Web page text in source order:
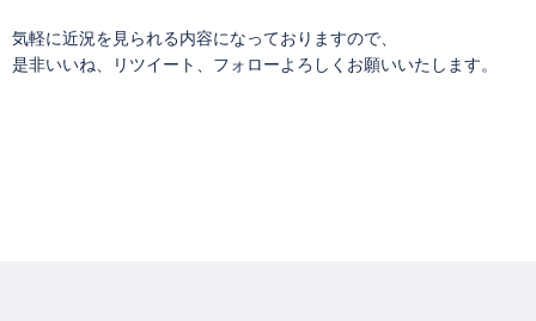
気軽に近況を見られる内容になっておりますので、
是非いいね、リツイート、フォローよろしくお願いいたします。